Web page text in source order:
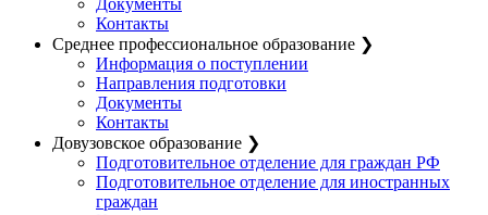
Документы
Контакты
Среднее профессиональное образование ❯
Информация о поступлении
Направления подготовки
Документы
Контакты
Довузовское образование ❯
Подготовительное отделение для граждан РФ
Подготовительное отделение для иностранных
граждан